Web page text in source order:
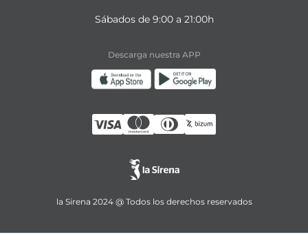
Sábados de 9:00 a 21:00h
Descarga nuestra APP
la Sirena 2024 @ Todos los derechos reservados